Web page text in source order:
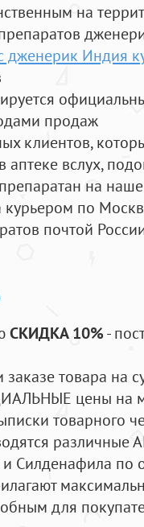
на
дженерик Индия
продаж
клиентов,
вслух,
на
по
почтой
СКИДКА 10%-
заказе товара на
цены на
товарного
Силденафила по
для